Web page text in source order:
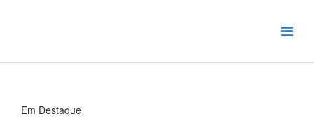
Em Destaque